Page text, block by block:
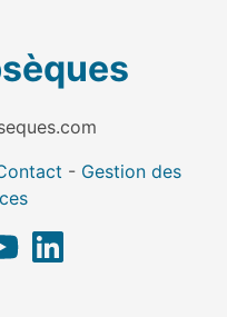
- Gestion des